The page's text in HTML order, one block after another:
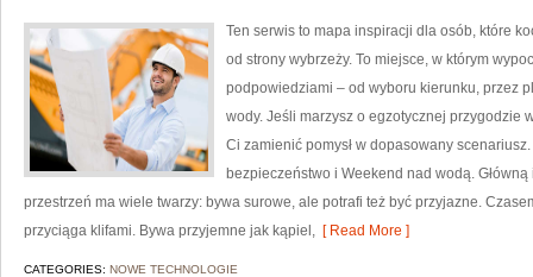
Ten serwis to mapa inspiracji dla osób, które
od strony wybrzeży. To miejsce, w którym
podpowiedziami – od wyboru kierunku, przez
wody. Jeśli marzysz o egzotycznej przygodzie
Ci zamienić pomysł w dopasowany
bezpieczeństwo i Weekend nad wodą.
przestrzeń ma wiele twarzy: bywa surowe, ale potrafi też być przyjazne.
przyciąga klifami. Bywa przyjemne jak kąpiel, [ Read More ]
CATEGORIES: NOWE TECHNOLOGIE